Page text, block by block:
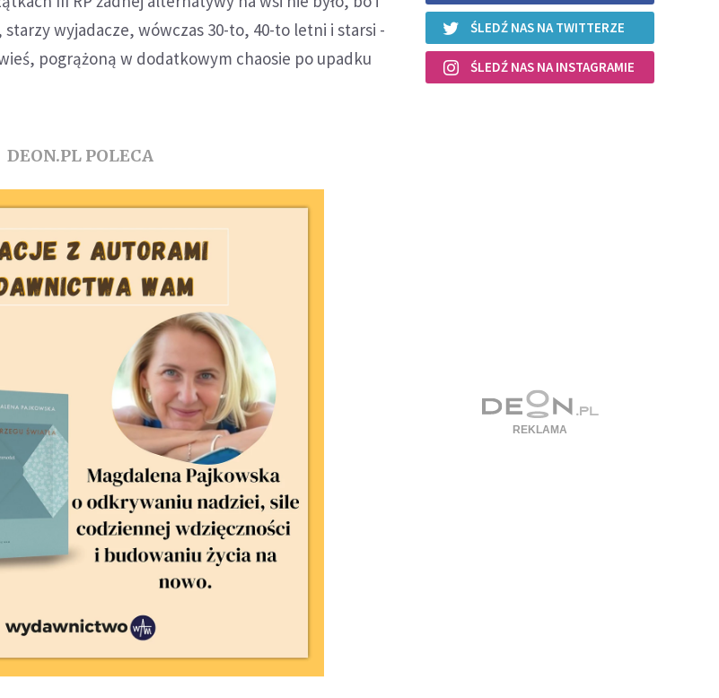
wyjadacze, wówczas 30-to, 40-to letni i starsi -
pogrążoną w dodatkowym chaosie po upadku
DEON.PL POLECA
ŚLEDŹ NAS NA TWITTERZE
ŚLEDŹ NAS NA INSTAGRAMIE